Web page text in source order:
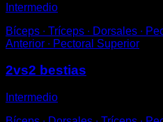
Intermedio
Bíceps ∙ Tríceps ∙ Dorsales ∙
Anterior ∙ Pectoral Superior
2vs2 bestias
Intermedio